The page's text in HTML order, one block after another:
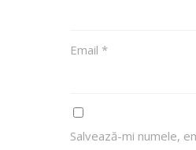
Email *
Salvează-mi numele,